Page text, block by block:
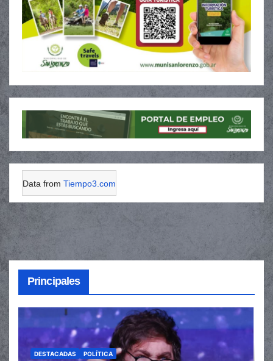
Data from Tiempo3.com
Principales
DESTACADAS POLÍTICA